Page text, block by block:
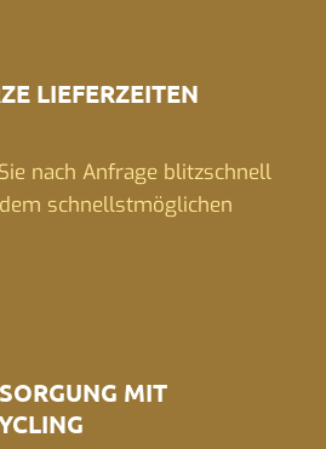
LIEFERZEITEN
nach Anfrage blitzschnell
schnellstmöglichen
MIT